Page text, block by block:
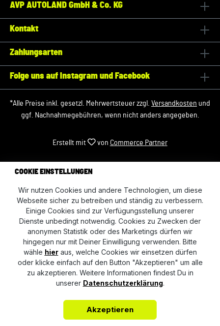
AVP AUTOLAND GmbH & Co. KG
Kontakt
Zahlungsarten
Folge uns auf Instagram und Facebook
*Alle Preise inkl. gesetzl. Mehrwertsteuer zzgl. Versandkosten und
ggf. Nachnahmegebühren, wenn nicht anders angegeben.
Erstellt mit von Commerce Partner
COOKIE EINSTELLUNGEN
Wir nutzen Cookies und andere Technologien, um diese
Webseite sicher zu betreiben und ständig zu verbessern.
Einige Cookies sind zur Verfügungsstellung unserer
Dienste unbedingt notwendig. Cookies zu Zwecken der
anonymen Statistik oder des Marketings dürfen wir
hingegen nur mit Deiner Einwilligung verwenden. Bitte
wähle hieraus, welche Cookies wir einsetzen dürfen
oder klicke einfach auf den Button "Akzeptieren" um alle
zu akzeptieren. Weitere Informationen findest Du in
unserer Datenschutzerklärung.
Akzeptieren